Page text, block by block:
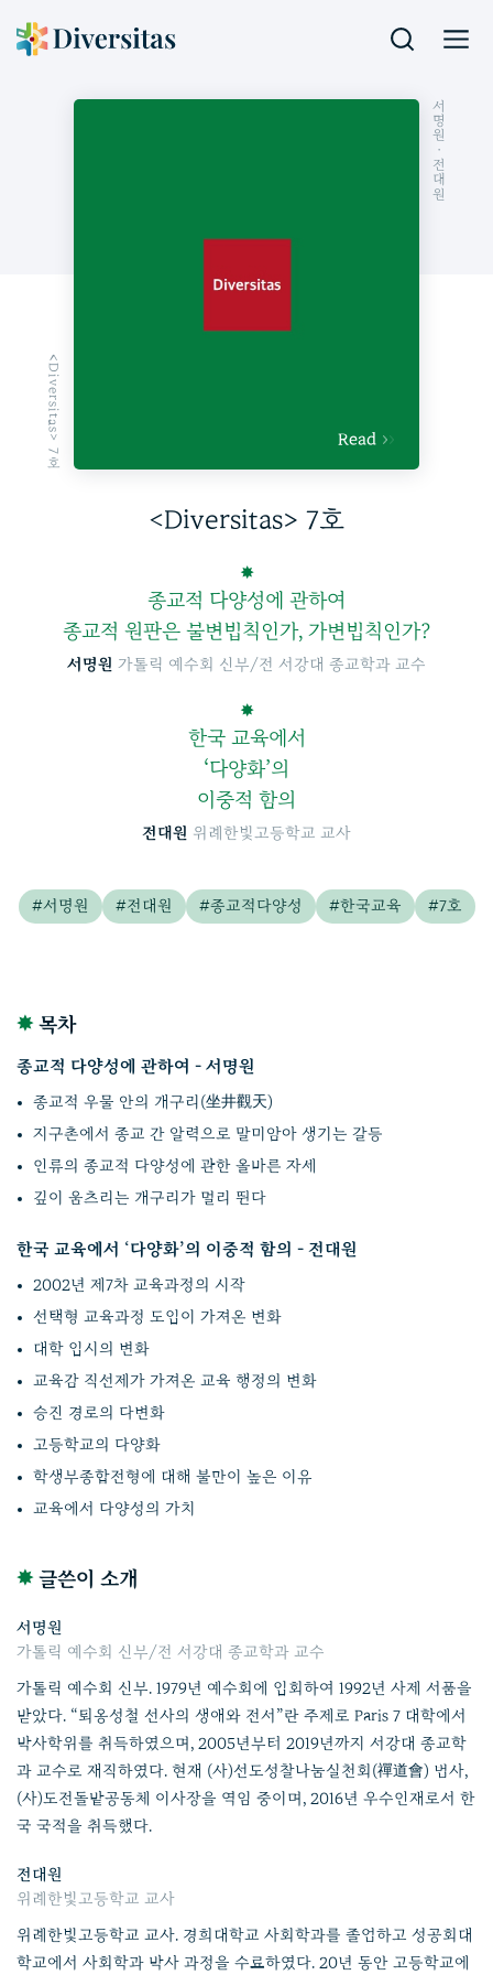
<Diversitas> 7호 Read
서명원
· 전대원
<Diversitas> 7호
✸
종교적 다양성에 관하여
종교적 원판은 불변법칙인가, 가변법칙인가?
서명원 가톨릭 예수회 신부/전 서강대 종교학과 교수
✸
한국 교육에서
‘다양화’의
이중적 함의
전대원 위례한빛고등학교 교사
#서명원 #전대원 #종교적다양성 #한국교육 #7호
✸ 목차
종교적 다양성에 관하여 - 서명원
종교적 우물 안의 개구리(坐井觀天)
지구촌에서 종교 간 알력으로 말미암아 생기는 갈등
인류의 종교적 다양성에 관한 올바른 자세
깊이 움츠리는 개구리가 멀리 뛴다
한국 교육에서 ‘다양화’의 이중적 함의 - 전대원
2002년 제7차 교육과정의 시작
선택형 교육과정 도입이 가져온 변화
대학 입시의 변화
교육감 직선제가 가져온 교육 행정의 변화
승진 경로의 다변화
고등학교의 다양화
학생부종합전형에 대해 불만이 높은 이유
교육에서 다양성의 가치
✸ 글쓴이 소개
서명원
가톨릭 예수회 신부/전 서강대 종교학과 교수
가톨릭 예수회 신부. 1979년 예수회에 입회하여 1992년 사제 서품을
받았다. “퇴옹성철 선사의 생애와 전서”란 주제로 Paris 7 대학에서
박사학위를 취득하였으며, 2005년부터 2019년까지 서강대 종교학
과 교수로 재직하였다. 현재 (사)선도성찰나눔실천회(禪道會) 법사,
(사)도전돌밭공동체 이사장을 역임 중이며, 2016년 우수인재로서 한
국 국적을 취득했다.
전대원
위례한빛고등학교 교사
위례한빛고등학교 교사. 경희대학교 사회학과를 졸업하고 성공회대
학교에서 사회학과 박사 과정을 수료하였다. 20년 동안 고등학교에